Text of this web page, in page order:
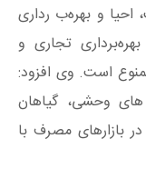
و بهره‌ب رداری
تجاری و
است. وی افزود:
وحشی، گیاهان
بازارهای مصرف با